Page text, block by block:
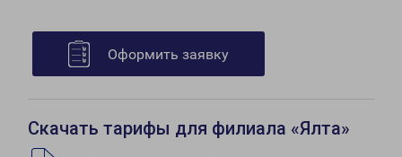
Оформить заявку
Скачать тарифы для филиала «Ялта»